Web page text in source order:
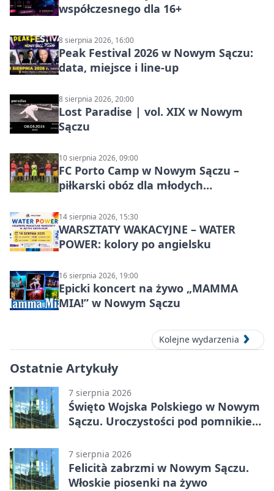
współczesnego dla 16+
8 sierpnia 2026, 16:00
Peak Festival 2026 w Nowym Sączu:
data, miejsce i line-up
8 sierpnia 2026, 20:00
Lost Paradise | vol. XIX w Nowym
Sączu
10 sierpnia 2026, 09:00
FC Porto Camp w Nowym Sączu –
piłkarski obóz dla młodych
14 sierpnia 2026, 15:30
WARSZTATY WAKACYJNE – WATER
POWER: kolory po angielsku
16 sierpnia 2026, 19:00
Epicki koncert na żywo „MAMMA
MIA!” w Nowym Sączu
Kolejne wydarzenia
Ostatnie Artykuły
7 sierpnia 2026
Święto Wojska Polskiego w Nowym
Sączu. Uroczystości pod pomnikiem
7 sierpnia 2026
Felicità zabrzmi w Nowym Sączu.
Włoskie piosenki na żywo